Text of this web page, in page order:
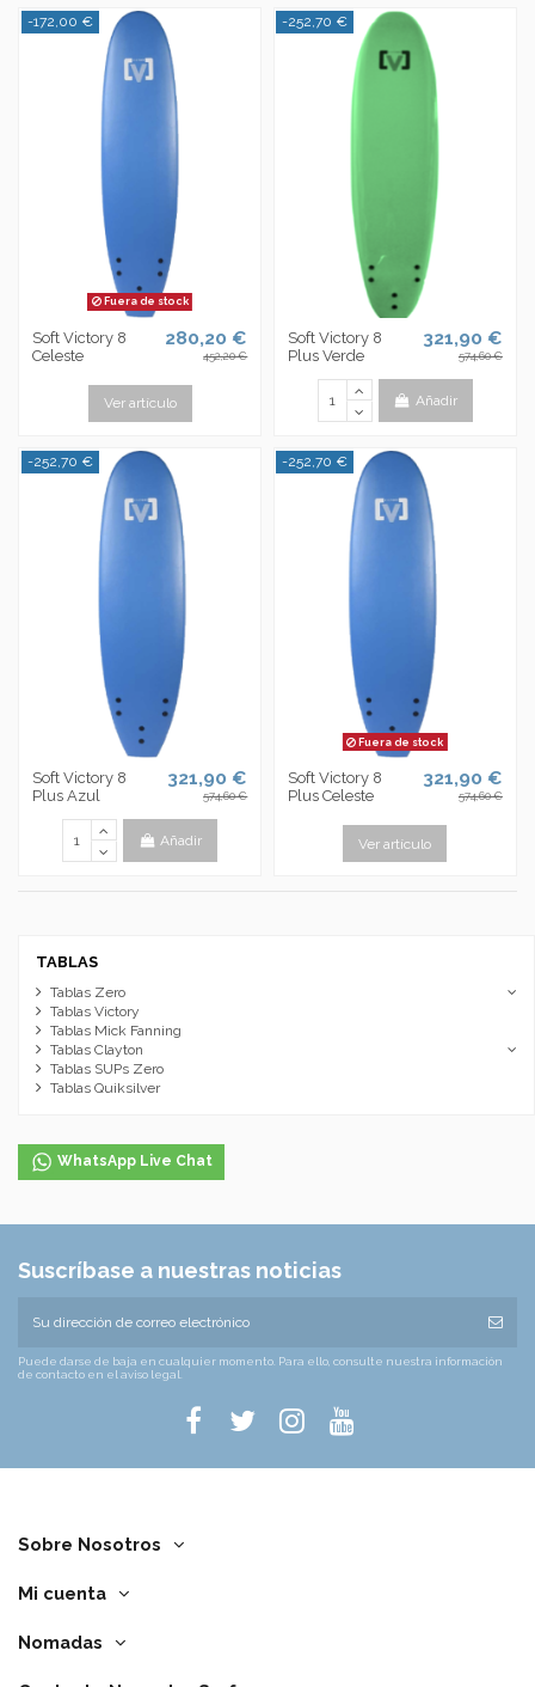
-172,00 €
Fuera de stock
Soft Victory 8
Celeste
280,20 €
452,20 €
Ver artículo
-252,70 €
Soft Victory 8
Plus Verde
321,90 €
574,60 €
Añadir
-252,70 €
Soft Victory 8
Plus Azul
321,90 €
574,60 €
Añadir
-252,70 €
Fuera de stock
Soft Victory 8
Plus Celeste
321,90 €
574,60 €
Ver artículo
TABLAS
Tablas Zero
Tablas Victory
Tablas Mick Fanning
Tablas Clayton
Tablas SUPs Zero
Tablas Quiksilver
WhatsApp Live Chat
Suscríbase a nuestras noticias
Puede darse de baja en cualquier momento. Para ello, consulte nuestra información
de contacto en el aviso legal.
Sobre Nosotros
Mi cuenta
Nomadas